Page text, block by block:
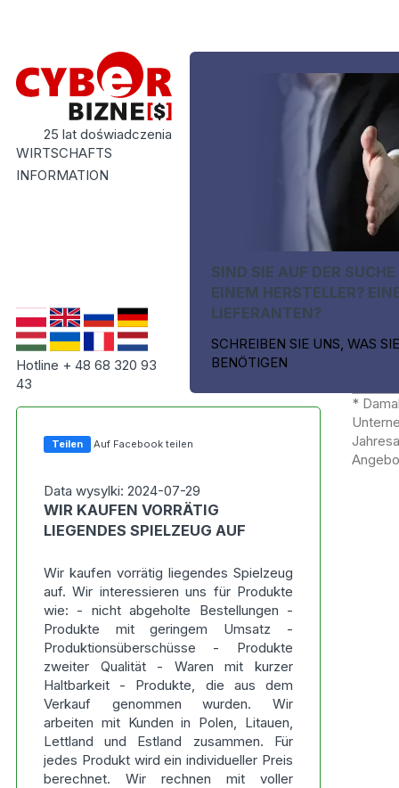
25 lat doświadczenia
WIRTSCHAFTS
INFORMATION
Hotline + 48 68 320 93
43
SIND SIE AUF DER
EINEM HERSTELLER?
LIEFERANTEN?
SCHREIBEN SIE UNS, WAS SIE
BENÖTIGEN
Teilen Auf Facebook teilen
Data wysylki: 2024-07-29
WIR KAUFEN VORRÄTIG
LIEGENDES SPIELZEUG AUF
Wir kaufen vorrätig liegendes Spielzeug
auf. Wir interessieren uns für Produkte
wie: - nicht abgeholte Bestellungen -
Produkte mit geringem Umsatz -
Produktionsüberschüsse - Produkte
zweiter Qualität - Waren mit kurzer
Haltbarkeit - Produkte, die aus dem
Verkauf genommen wurden. Wir
arbeiten mit Kunden in Polen, Litauen,
Lettland und Estland zusammen. Für
jedes Produkt wird ein individueller Preis
berechnet. Wir rechnen mit voller
*